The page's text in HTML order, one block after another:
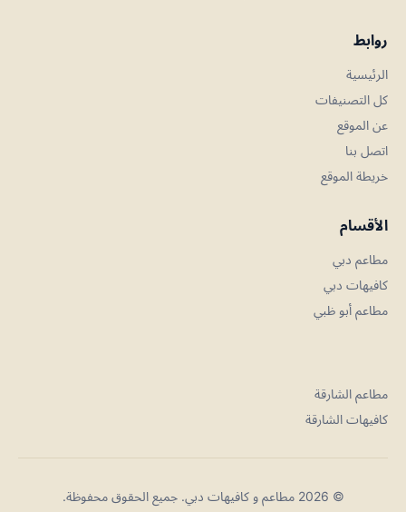
روابط
الرئيسية
كل التصنيفات
عن الموقع
اتصل بنا
خريطة الموقع
الأقسام
مطاعم دبي
كافيهات دبي
مطاعم أبو ظبي
مطاعم الشارقة
كافيهات الشارقة
© 2026 مطاعم و كافيهات دبي. جميع الحقوق محفوظة.